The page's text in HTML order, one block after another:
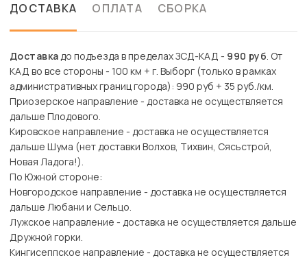
ДОСТАВКА ОПЛАТА СБОРКА
Доставкадо подъезда в пределах ЗСД-КАД - 990 руб. От
КАД во все стороны - 100 км + г. Выборг (только в рамках
административных границ города): 990 руб + 35 руб./км.
Приозерское направление - доставка не осуществляется
дальше Плодового.
Кировское направление - доставка не осуществляется
дальше Шума (нет доставки Волхов, Тихвин, Сясьстрой,
Новая Ладога!).
По Южной стороне:
Новгородское направление - доставка не осуществляется
дальше Любани и Сельцо.
Лужское направление - доставка не осуществляется дальше
Дружной горки.
Кингисеппское направление - доставка не осуществляется